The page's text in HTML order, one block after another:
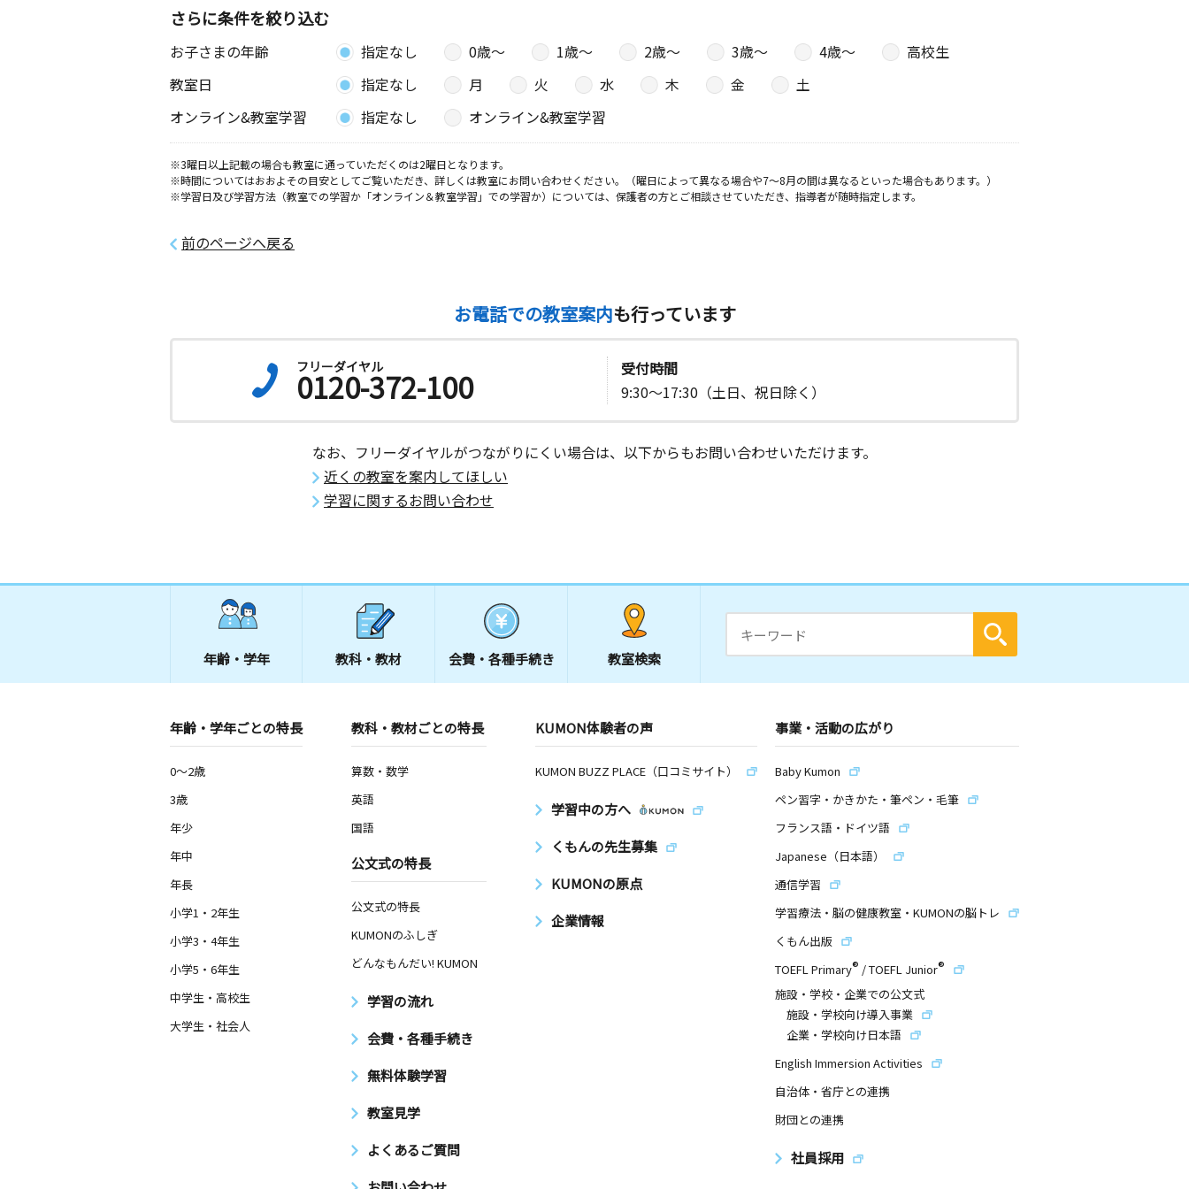
さらに条件を絞り込む
お子さまの年齢 指定なし 0歳〜 1歳〜 2歳〜 3歳〜 4歳〜
高校生
教室日
指定なし 月 火 水 木 金
土
オンライン&教室学習
指定なし オンライン&教室学習
※3曜日以上記載の場合も教室に通っていただくのは2曜日となります。
※時間についてはおおよその目安としてご覧いただき、詳しくは教室にお問い合わせください。（曜日によって異なる場合や7～8月の間は異なるといった場合もあります。）
※学習日及び学習方法（教室での学習か「オンライン＆教室学習」での学習か）については、保護者の方とご相談させていただき、指導者が随時指定します。
前のページへ戻る
お電話での教室案内も行っています
フリーダイヤル
0120-372-100
受付時間
9:30～17:30（土日、祝日除く）
なお、フリーダイヤルがつながりにくい場合は、以下からもお問い合わせいただけます。
近くの教室を案内してほしい
学習に関するお問い合わせ
年齢・学年 教科・教材 会費・ 各種手続き 教室検索
年齢・学年ごとの特長
0～2歳
3歳
年少
年中
年長
小学1・2年生
小学3・4年生
小学5・6年生
中学生・高校生
大学生・社会人
教科・教材ごとの特長
算数・数学
英語
国語
公文式の特長
公文式の特長
KUMONのふしぎ
どんなもんだい! KUMON
学習の流れ
会費・各種手続き
無料体験学習
教室見学
よくあるご質問
KUMON体験者の声
KUMON BUZZ PLACE（口コミサイト）
学習中の方へ
くもんの先生募集
KUMONの原点
企業情報
事業・活動の広がり
Baby Kumon
ペン習字・かきかた・筆ペン・毛筆
フランス語・ドイツ語
Japanese（日本語）
通信学習
学習療法・脳の健康教室・KUMONの脳トレ
くもん出版
TOEFL Primary® /TOEFL Junior®
施設・学校・企業での公文式
施設・学校向け導入事業
企業・学校向け日本語
English Immersion Activities
自治体・省庁との連携
財団との連携
社員採用